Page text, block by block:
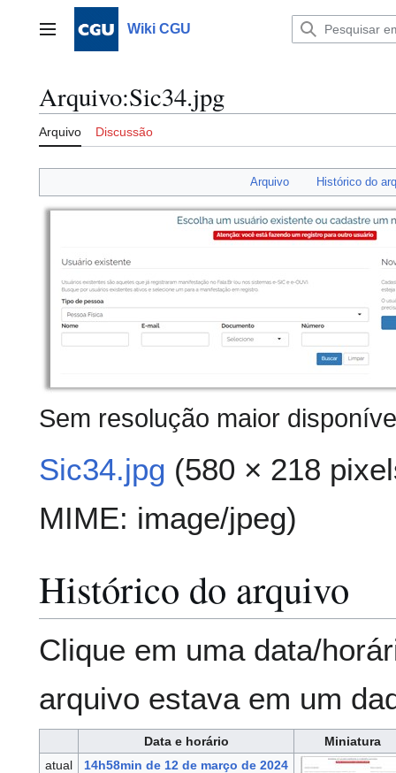
Menu principalWiki CGU
Arquivo:Sic34.jpg
Arquivo Discussão
Arquivo Histórico do
Sem resolução maior
Sic34.jpg (580 × 218
MIME: image/jpeg)
Histórico do arquivo
Clique em uma data/
arquivo estava em um
Data e horário
Miniatura
atual
14h58min de 12 de março de 2024